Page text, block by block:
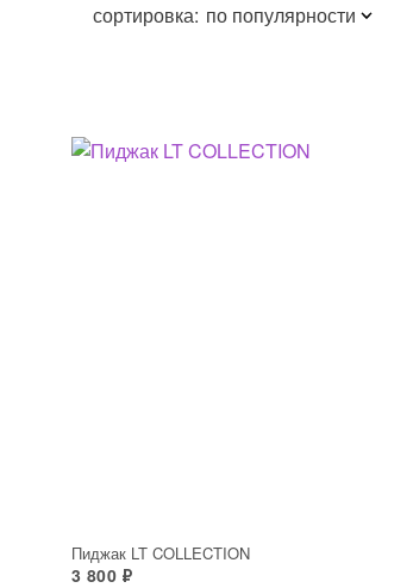
сортировка: по популярности
Пиджак LT COLLECTION
3 800 ₽